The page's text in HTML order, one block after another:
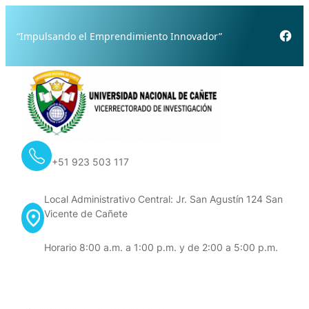
content
“Impulsando el Emprendimiento Innovador”
+51 923 503 117
Local Administrativo Central: Jr. San Agustín 124 San
Vicente de Cañete
Horario 8:00 a.m. a 1:00 p.m. y de 2:00 a 5:00 p.m.